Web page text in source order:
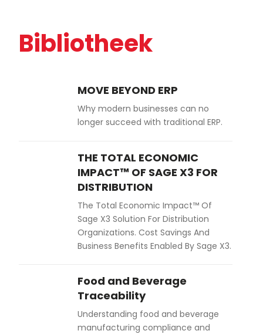
Bibliotheek
MOVE BEYOND ERP
Why modern businesses can no
longer succeed with traditional ERP.
THE TOTAL ECONOMIC
IMPACT™ OF SAGE X3 FOR
DISTRIBUTION
The Total Economic Impact™ Of
Sage X3 Solution For Distribution
Organizations. Cost Savings And
Business Benefits Enabled By Sage X3.
Food and Beverage
Traceability
Understanding food and beverage
manufacturing compliance and